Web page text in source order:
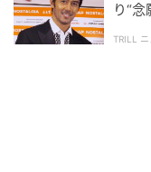
悲しい状況ですが
り“
TRILL ニ